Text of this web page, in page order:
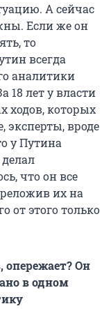
А сейчас
Если же он
то
всегда
аналитики
18 лет у власти
ходов, которых
эксперты, вроде
у Путина
что он все
их на
от этого только
опережает? Он
в одном